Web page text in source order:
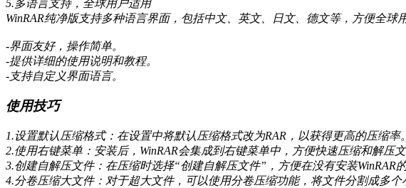
5.多语言支持，全球用户适用
WinRAR纯净版支持多种语言界面，包括中文、英文、日文、德文等，方便全球
-界面友好，操作简单。
-提供详细的使用说明和教程。
-支持自定义界面语言。
使用技巧
1.设置默认压缩格式：在设置中将默认压缩格式改为RAR，以获得更高的压缩率。
2.使用右键菜单：安装后，WinRAR会集成到右键菜单中，方便快速压缩和解压文
3.创建自解压文件：在压缩时选择“创建自解压文件”，方便在没有安装WinRAR
4.分卷压缩大文件：对于超大文件，可以使用分卷压缩功能，将文件分割成多个